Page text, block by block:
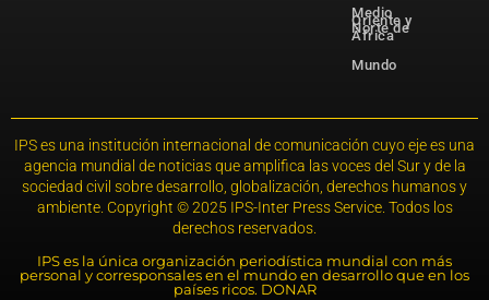
Medio
Oriente y
Norte de
África
Mundo
IPS es una institución internacional de comunicación cuyo eje es una
agencia mundial de noticias que amplifica las voces del Sur y de la
sociedad civil sobre desarrollo, globalización, derechos humanos y
ambiente. Copyright © 2025 IPS-Inter Press Service. Todos los
derechos reservados.
IPS es la única organización periodística mundial con más
personal y corresponsales en el mundo en desarrollo que en los
países ricos. DONAR